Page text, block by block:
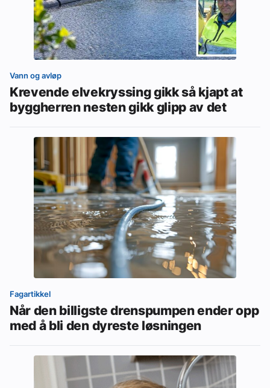
Vann og avløp
Krevende elvekryssing gikk så kjapt at
byggherren nesten gikk glipp av det
Fagartikkel
Når den billigste drenspumpen ender opp
med å bli den dyreste løsningen